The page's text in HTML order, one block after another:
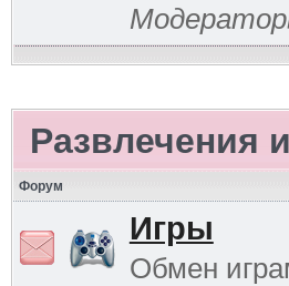
Развлечения
Форум
Игры
Обмен